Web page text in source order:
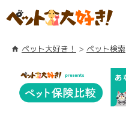
ペット大好き！ ペット検索